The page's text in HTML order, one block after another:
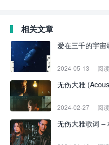
相关文章
爱在三千的宇宙
2024-05-13 阅
无伤大雅
2024-02-27 阅
无伤大雅歌词 –